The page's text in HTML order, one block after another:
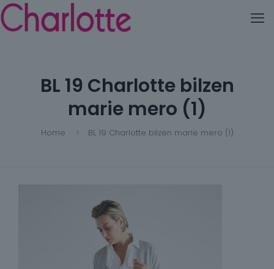
BL 19 Charlotte bilzen
marie mero (1)
Home BL 19 Charlotte bilzen marie mero (1)